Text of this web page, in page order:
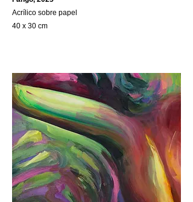
Acrílico sobre papel
40 x 30 cm